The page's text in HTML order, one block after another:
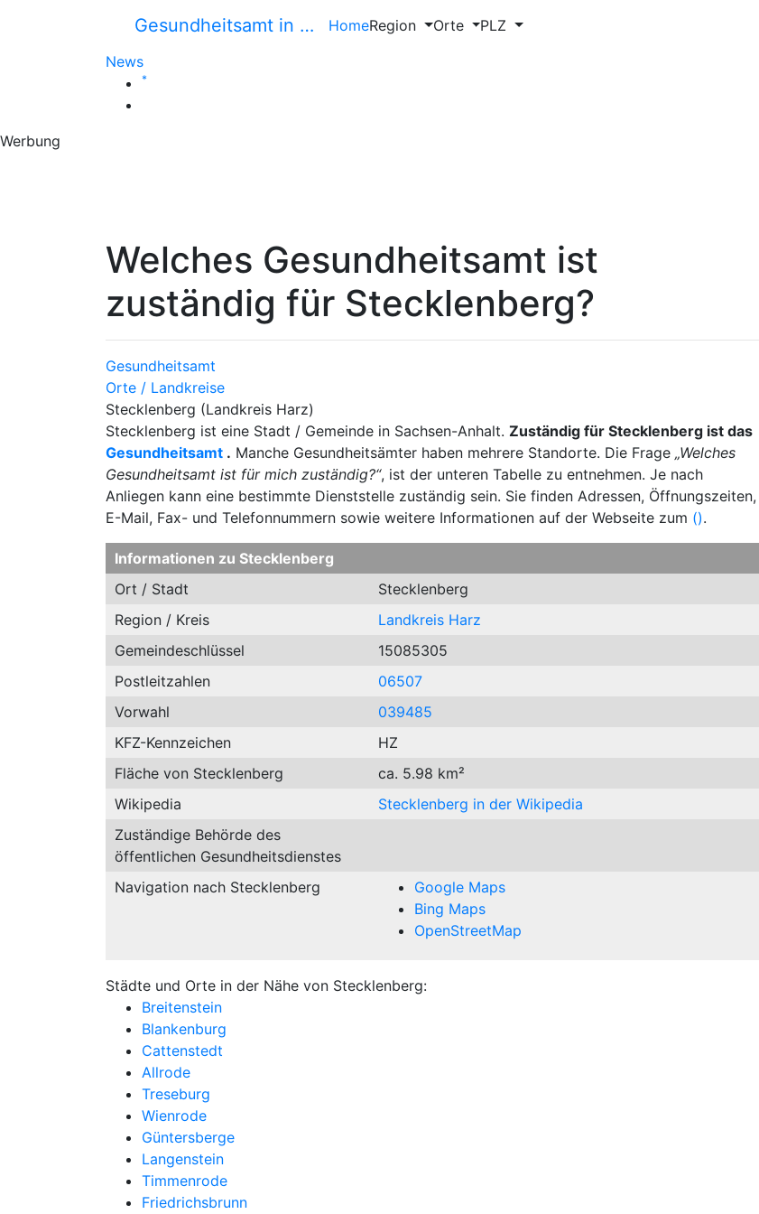
Gesundheitsamt in … HomeRegion Orte
PLZ
News
*
Werbung
Welches Gesundheitsamt ist
zuständig für Stecklenberg?
Gesundheitsamt
Orte / Landkreise
Stecklenberg (Landkreis Harz)
Stecklenberg ist eine Stadt / Gemeinde in Sachsen-Anhalt. Zuständig für Stecklenberg ist das
Gesundheitsamt . Manche Gesundheitsämter haben mehrere Standorte. Die Frage „Welches
Gesundheitsamt ist für mich zuständig?“, ist der unteren Tabelle zu entnehmen. Je nach
Anliegen kann eine bestimmte Dienststelle zuständig sein. Sie finden Adressen, Öffnungszeiten,
E-Mail, Fax- und Telefonnummern sowie weitere Informationen auf der Webseite zum ().
Informationen zu Stecklenberg
Ort / Stadt
Stecklenberg
Region / Kreis
Landkreis Harz
Gemeindeschlüssel
15085305
Postleitzahlen
06507
Vorwahl
039485
KFZ-Kennzeichen
HZ
Fläche von Stecklenberg
ca. 5.98 km²
Wikipedia
Stecklenberg in der Wikipedia
Zuständige Behörde des
öffentlichen Gesundheitsdienstes
Navigation nach Stecklenberg
Google Maps
Bing Maps
OpenStreetMap
Städte und Orte in der Nähe von Stecklenberg:
Breitenstein
Blankenburg
Cattenstedt
Allrode
Treseburg
Wienrode
Güntersberge
Langenstein
Timmenrode
Friedrichsbrunn